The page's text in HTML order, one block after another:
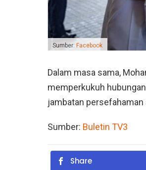
Sumber: Facebook
Dalam masa sama,
memperkukuh
jambatan persefahaman
Sumber: Buletin TV3
Share